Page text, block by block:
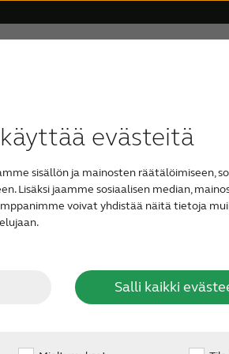
evästeitä
sisällön ja mainosten räätälöimiseen,
Lisäksi jaamme sosiaalisen median,
voivat yhdistää näitä tietoja
Salli kaikki
jotka etsivät tietoa
kärsivää